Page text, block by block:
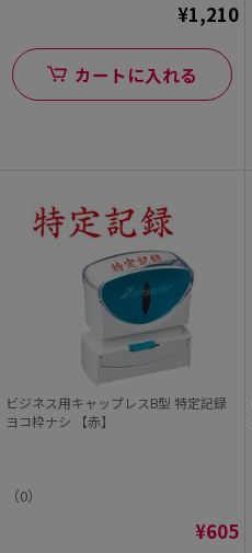
¥1,210
カートに入れる
ビジネス用キャップレスB型 特定記録
ヨコ枠ナシ 【赤】
（0）
¥605